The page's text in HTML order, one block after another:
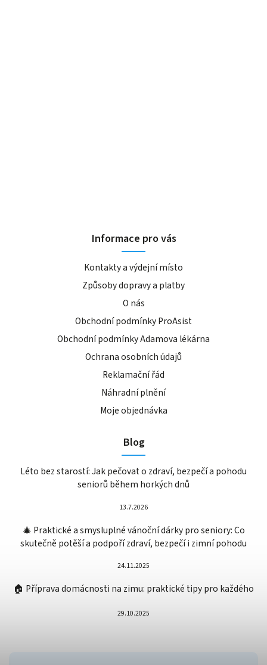
Informace pro vás
Kontakty a výdejní místo
Způsoby dopravy a platby
O nás
Obchodní podmínky ProAsist
Obchodní podmínky Adamova lékárna
Ochrana osobních údajů
Reklamační řád
Náhradní plnění
Moje objednávka
Blog
Léto bez starostí: Jak pečovat o zdraví, bezpečí a pohodu
seniorů během horkých dnů
13.7.2026
🎄 Praktické a smysluplné vánoční dárky pro seniory: Co
skutečně potěší a podpoří zdraví, bezpečí i zimní pohodu
24.11.2025
🏠 Příprava domácnosti na zimu: praktické tipy pro každého
29.10.2025